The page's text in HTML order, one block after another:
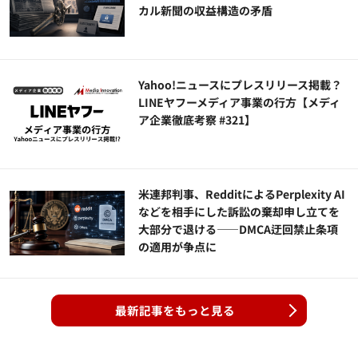
カル新聞の収益構造の矛盾
Yahoo!ニュースにプレスリリース掲載？
LINEヤフーメディア事業の行方【メディ
ア企業徹底考察 #321】
米連邦判事、RedditによるPerplexity AI
などを相手にした訴訟の棄却申し立てを
大部分で退ける——DMCA迂回禁止条項
の適用が争点に
最新記事をもっと見る